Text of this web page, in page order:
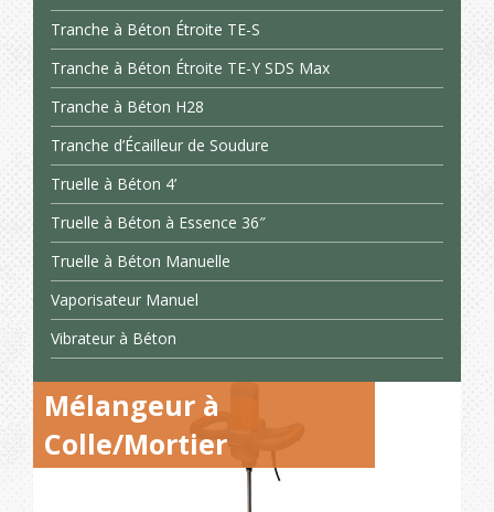
Tranche à Béton Étroite TE-S
Tranche à Béton Étroite TE-Y SDS Max
Tranche à Béton H28
Tranche d’Écailleur de Soudure
Truelle à Béton 4’
Truelle à Béton à Essence 36″
Truelle à Béton Manuelle
Vaporisateur Manuel
Vibrateur à Béton
Mélangeur à
Colle/Mortier